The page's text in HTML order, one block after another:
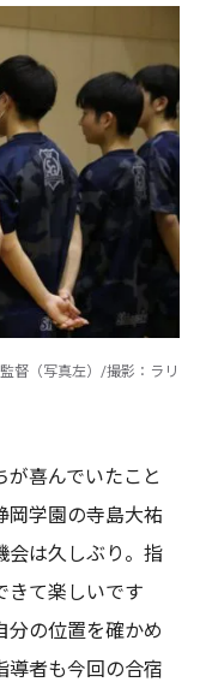
督（写真左）/撮影：ラリ
喜んでいたこと
岡学園の寺島大祐
会は久しぶり。指
きて楽しいです
分の位置を確かめ
導者も今回の合宿